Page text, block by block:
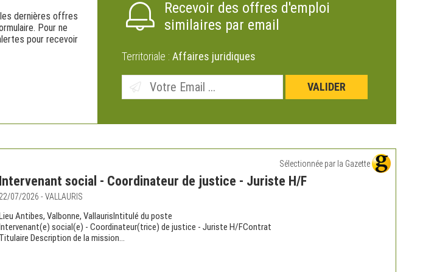
dernières offres
Pour ne
pour recevoir
Recevoir des offres d'emploi
similaires par email
Territoriale : Affaires juridiques
Sélectionnée par la Gazette
Intervenant social - Coordinateur de justice - Juriste H/F
07/2026 - VALLAURIS
Antibes, Valbonne, VallaurisIntitulé du poste
social(e) - Coordinateur(trice) de justice - Juriste H/FContrat
Titulaire Description de la mission...